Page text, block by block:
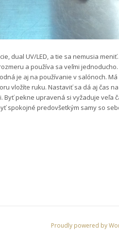
dual UV/LED, a tie sa nemusia
a používa sa veľmi
je aj na používanie v salónoch.
vložíte ruku. Nastaviť sa dá aj čas
Byť pekne upravená si vyžaduje veľa
spokojné predovšetkým samy so
Proudly powered by